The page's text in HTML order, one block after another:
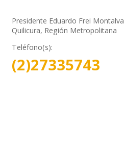
Presidente Eduardo Frei
Quilicura, Región Metropolitana
Teléfono(s):
(2)27335743